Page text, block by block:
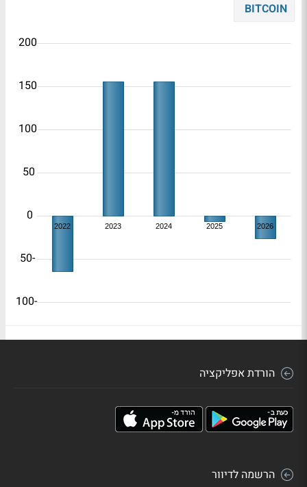
BITCOIN
2022 2023 2024 2025 2026
-100
-50
0
50
100
150
200
הורדת אפליקציה
הרשמה לדיוור